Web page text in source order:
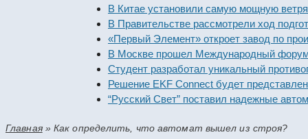
В Китае установили самую мощную
В Правительстве рассмотрели ход
«Первый Элемент» откроет завод по
В Москве прошел Международный форум
Студент разработал уникальный
Решение EKF Connect будет представлено
“Русский Свет” поставил надежные
Главная»Как определить, что автомат вышел из строя?